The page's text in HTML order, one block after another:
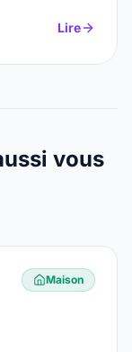
Lire
vous
Maison